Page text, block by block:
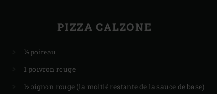
PIZZA CALZONE
½ poireau
1 poivron rouge
½ oignon rouge (la moitié restante de la sauce de base)